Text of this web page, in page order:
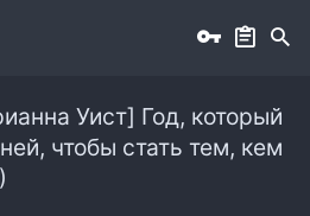
Уист] Год, который
чтобы стать тем, кем